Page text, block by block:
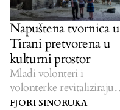
Napuštena tvornica u
Tirani pretvorena u
kulturni prostor
Mladi volonteri i
volonterke revitaliziraju
zgradu za lokalnu
FJORI SINORUKA